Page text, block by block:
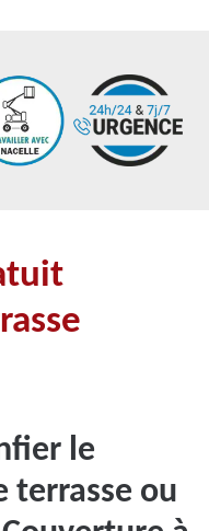
le
terrasse ou